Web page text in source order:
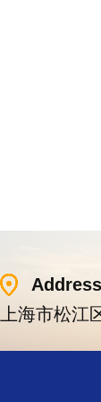
Address
上海市松江